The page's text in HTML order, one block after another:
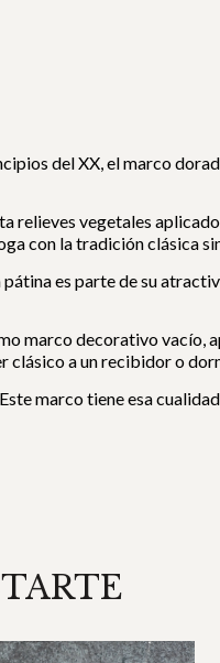
del XX, el marco
vegetales
con la tradición clásica
es parte de su
marco decorativo vacío,
clásico a un recibidor o
marco tiene esa